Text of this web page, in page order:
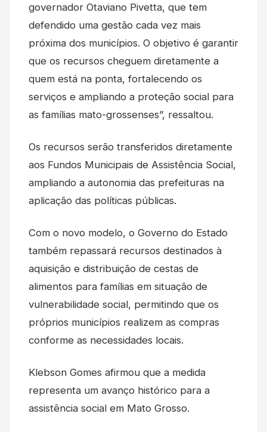
governador Otaviano Pivetta, que tem
defendido uma gestão cada vez mais
próxima dos municípios. O objetivo é garantir
que os recursos cheguem diretamente a
quem está na ponta, fortalecendo os
serviços e ampliando a proteção social para
as famílias mato-grossenses”, ressaltou.
Os recursos serão transferidos diretamente
aos Fundos Municipais de Assistência Social,
ampliando a autonomia das prefeituras na
aplicação das políticas públicas.
Com o novo modelo, o Governo do Estado
também repassará recursos destinados à
aquisição e distribuição de cestas de
alimentos para famílias em situação de
vulnerabilidade social, permitindo que os
próprios municípios realizem as compras
conforme as necessidades locais.
Klebson Gomes afirmou que a medida
representa um avanço histórico para a
assistência social em Mato Grosso.